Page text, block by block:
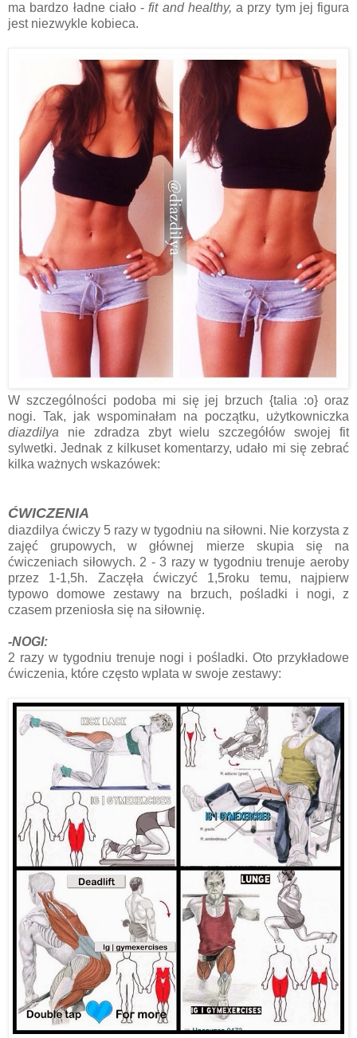
ma bardzo ładne ciało -fit and healthy, a przy tym jej figura
jest niezwykle kobieca.
W szczególności podoba mi się jej brzuch {talia :o} oraz
nogi. Tak, jak wspominałam na początku, użytkowniczka
diazdilya nie zdradza zbyt wielu szczegółów swojej fit
sylwetki. Jednak z kilkuset komentarzy, udało mi się zebrać
kilka ważnych wskazówek:
ĆWICZENIA
diazdilya ćwiczy 5 razy w tygodniu na siłowni. Nie korzysta z
zajęć grupowych, w głównej mierze skupia się na
ćwiczeniach siłowych. 2 - 3 razy w tygodniu trenuje aeroby
przez 1-1,5h. Zaczęła ćwiczyć 1,5roku temu, najpierw
typowo domowe zestawy na brzuch, pośladki i nogi, z
czasem przeniosła się na siłownię.
-NOGI:
2 razy w tygodniu trenuje nogi i pośladki. Oto przykładowe
ćwiczenia, które często wplata w swoje zestawy: